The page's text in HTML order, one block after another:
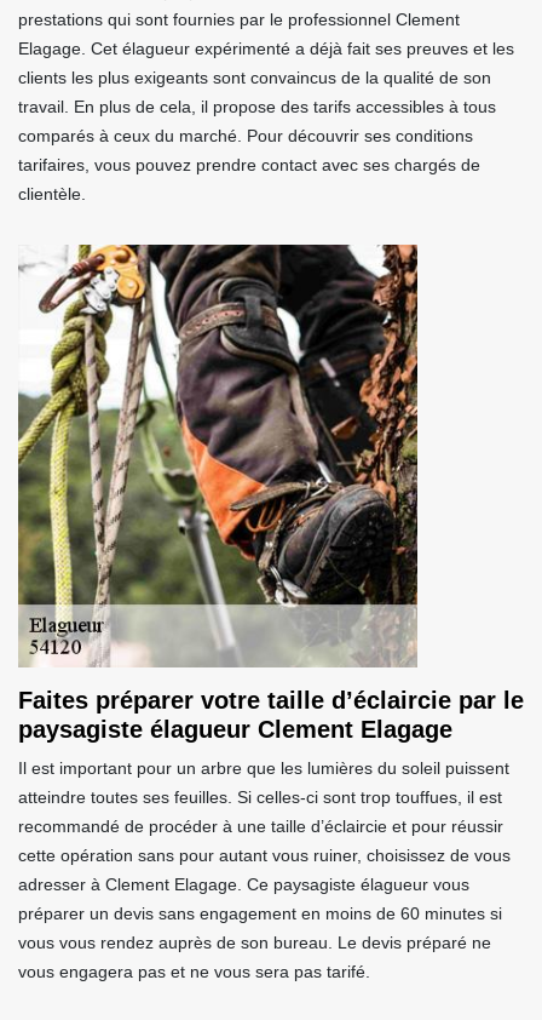
prestations qui sont fournies par le professionnel Clement
Elagage. Cet élagueur expérimenté a déjà fait ses preuves et les
clients les plus exigeants sont convaincus de la qualité de son
travail. En plus de cela, il propose des tarifs accessibles à tous
comparés à ceux du marché. Pour découvrir ses conditions
tarifaires, vous pouvez prendre contact avec ses chargés de
clientèle.
Faites préparer votre taille d’éclaircie par le
paysagiste élagueur Clement Elagage
Il est important pour un arbre que les lumières du soleil puissent
atteindre toutes ses feuilles. Si celles-ci sont trop touffues, il est
recommandé de procéder à une taille d’éclaircie et pour réussir
cette opération sans pour autant vous ruiner, choisissez de vous
adresser à Clement Elagage. Ce paysagiste élagueur vous
préparer un devis sans engagement en moins de 60 minutes si
vous vous rendez auprès de son bureau. Le devis préparé ne
vous engagera pas et ne vous sera pas tarifé.